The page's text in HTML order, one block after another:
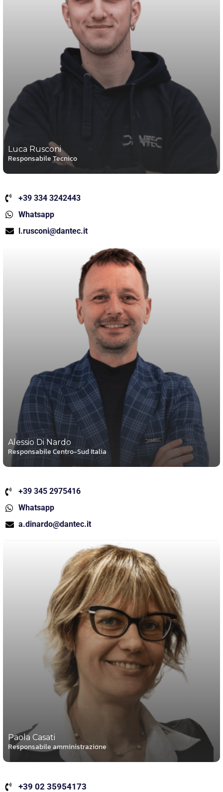
Luca Rusconi
Responsabile Tecnico
+39 334 3242443
Whatsapp
l.rusconi@dantec.it
Alessio Di Nardo
Responsabile Centro-Sud Italia
+39 345 2975416
Whatsapp
a.dinardo@dantec.it
Paola Casati
Responsabile amministrazione
+39 02 35954173